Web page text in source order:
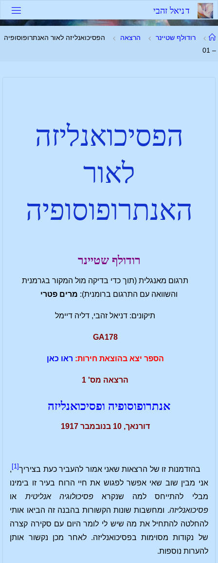
דניאל זהבי
רודולף שטיינר הרצאה
הפסיכואנליזה לאור האנתרופוסופיה
– 01
הפסיכואנליזה
לאור
האנתרופוסופיה
רודולף שטיינר
תרגום מאנגלית (תוך כדי בדיקה מול המקור בגרמנית
והשוואה עם התרגום ברומנית): מרים פטרי
תיקונים: דניאל זהבי, דליה דיימל
GA178
הספר יצא בהוצאת חירות: ראו כאן
הרצאה מס' 1
אנתרופוסופיה ופסיכואנליזה
דורנאך, 10 בנובמבר 1917
בהזדמנות זו של הרצאות שאני אמור להעביר כעת בציריך[1]
,
אני מבין שוב שאי אפשר לפגוש את חיי הרוח בעיר זו בימינו
מבלי להתייחס למה שנקראפסיכולוגיה אנליטית או
פסיכואנליזה. ומחשבות שונות הקשורות בהבנה זה הביאו אותי
להחלטה להתחיל את מה שיש לי לומר היום עם סקירה קצרה
של נקודות מסוימות בפסיכואנליזה. לאחר מכן נקשור אותן
להערות נוספות.